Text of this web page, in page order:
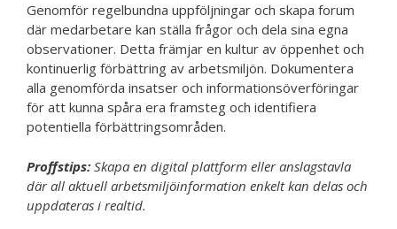
Genomför regelbundna uppföljningar och skapa forum
där medarbetare kan ställa frågor och dela sina egna
observationer. Detta främjar en kultur av öppenhet och
kontinuerlig förbättring av arbetsmiljön. Dokumentera
alla genomförda insatser och informationsöverföringar
för att kunna spåra era framsteg och identifiera
potentiella förbättringsområden.
Proffstips: Skapa en digital plattform eller anslagstavla
där all aktuell arbetsmiljöinformation enkelt kan delas och
uppdateras i realtid.